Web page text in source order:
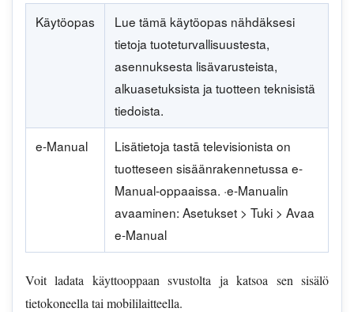
Käytöopas
Lue tämä käytöopas nähdäksesi
tietoja tuoteturvallisuustesta,
asennuksesta lisävarusteista,
alkuasetuksista ja tuotteen teknisistä
tiedoista.
e-Manual
Lisätietoja tastā televisionista on
tuotteseen sisäänrakennetussa e-
Manual-oppaaissa. ·e-Manualin
avaaminen: Asetukset > Tuki > Avaa
e-Manual
Voit ladata käyttooppaan svustolta ja katsoa sen sisälö
tietokoneella tai mobililaitteella.